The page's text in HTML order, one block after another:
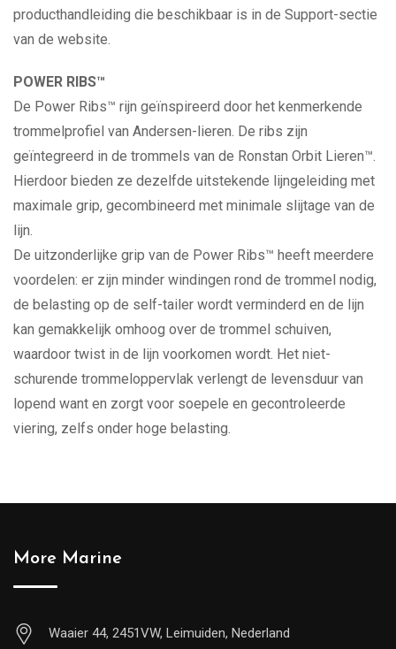
producthandleiding die beschikbaar is in de Support-sectie
van de website.
POWER RIBS™
De Power Ribs™ rijn geïnspireerd door het kenmerkende
trommelprofiel van Andersen-lieren. De ribs zijn
geïntegreerd in de trommels van de Ronstan Orbit Lieren™.
Hierdoor bieden ze dezelfde uitstekende lijngeleiding met
maximale grip, gecombineerd met minimale slijtage van de
lijn.
De uitzonderlijke grip van de Power Ribs™ heeft meerdere
voordelen: er zijn minder windingen rond de trommel nodig,
de belasting op de self-tailer wordt verminderd en de lijn
kan gemakkelijk omhoog over de trommel schuiven,
waardoor twist in de lijn voorkomen wordt. Het niet-
schurende trommeloppervlak verlengt de levensduur van
lopend want en zorgt voor soepele en gecontroleerde
viering, zelfs onder hoge belasting.
More Marine
Waaier 44, 2451VW, Leimuiden, Nederland